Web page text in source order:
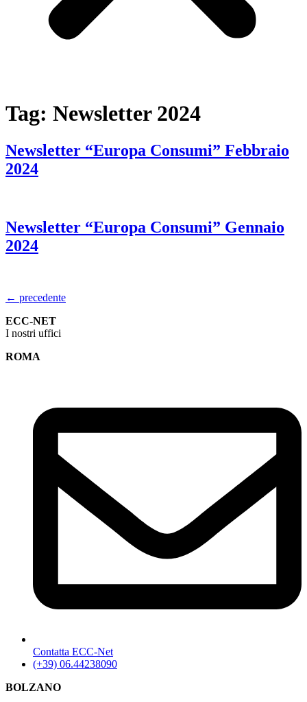
Tag: Newsletter 2024
Newsletter “Europa Consumi” Febbraio
2024
Newsletter “Europa Consumi” Gennaio
2024
← precedente
ECC-NET
I nostri uffici
ROMA
Contatta ECC-Net
(+39) 06.44238090
BOLZANO